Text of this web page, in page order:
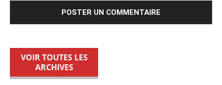
VOIR TOUTES LES
ARCHIVES